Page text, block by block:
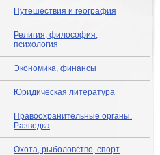
Путешествия и география
Религия, философия,
психология
Экономика, финансы
Юридическая литература
Правоохранительные органы.
Разведка
Охота, рыболовство, спорт